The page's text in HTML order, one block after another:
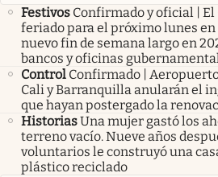
Festivos Confirmado y oficial |
feriado para el próximo lunes en
nuevo fin de semana largo en
bancos y oficinas
Control Confirmado |
Cali y Barranquilla anularán el
que hayan postergado la
HistoriasUna mujer gastó los
terreno vacío. Nueve años
voluntarios le construyó una
plástico reciclado